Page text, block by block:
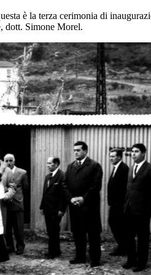
è la terza cerimonia di
dott. Simone Morel.